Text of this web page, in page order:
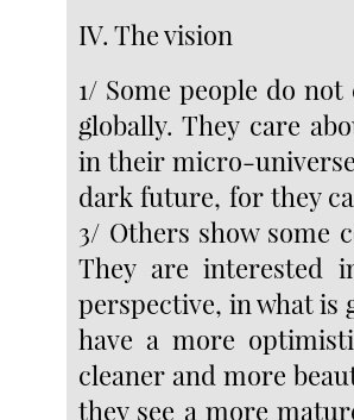
IV. The vision
1/ Some people do
globally. They care
in their micro-
dark future, for they
3/ Others show some
They are interested
perspective, in what is
have a more
cleaner and more
they see a more